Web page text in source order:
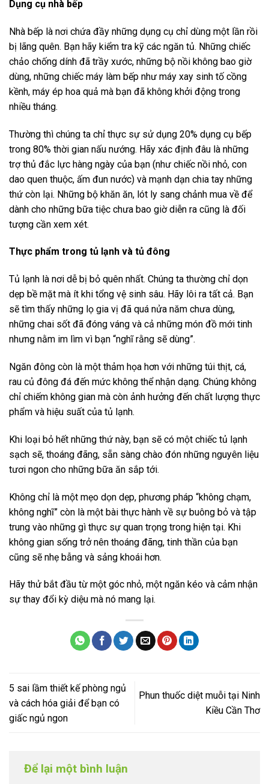
Dụng cụ nhà bếp
Nhà bếp là nơi chứa đầy những dụng cụ chỉ dùng một lần rồi
bị lãng quên. Bạn hãy kiểm tra kỹ các ngăn tủ. Những chiếc
chảo chống dính đã trầy xước, những bộ nồi không bao giờ
dùng, những chiếc máy làm bếp như máy xay sinh tố cồng
kềnh, máy ép hoa quả mà bạn đã không khởi động trong
nhiều tháng.
Thường thì chúng ta chỉ thực sự sử dụng 20% dụng cụ bếp
trong 80% thời gian nấu nướng. Hãy xác định đâu là những
trợ thủ đắc lực hàng ngày của bạn (như chiếc nồi nhỏ, con
dao quen thuộc, ấm đun nước) và mạnh dạn chia tay những
thứ còn lại. Những bộ khăn ăn, lót ly sang chảnh mua về để
dành cho những bữa tiệc chưa bao giờ diễn ra cũng là đối
tượng cần xem xét.
Thực phẩm trong tủ lạnh và tủ đông
Tủ lạnh là nơi dễ bị bỏ quên nhất. Chúng ta thường chỉ dọn
dẹp bề mặt mà ít khi tổng vệ sinh sâu. Hãy lôi ra tất cả. Bạn
sẽ tìm thấy những lọ gia vị đã quá nửa năm chưa dùng,
những chai sốt đã đóng váng và cả những món đồ mới tinh
nhưng nằm im lìm vì bạn “nghĩ rằng sẽ dùng”.
Ngăn đông còn là một thảm họa hơn với những túi thịt, cá,
rau củ đông đá đến mức không thể nhận dạng. Chúng không
chỉ chiếm không gian mà còn ảnh hưởng đến chất lượng thực
phẩm và hiệu suất của tủ lạnh.
Khi loại bỏ hết những thứ này, bạn sẽ có một chiếc tủ lạnh
sạch sẽ, thoáng đãng, sẵn sàng chào đón những nguyên liệu
tươi ngon cho những bữa ăn sắp tới.
Không chỉ là một mẹo dọn dẹp, phương pháp “không chạm,
không nghĩ” còn là một bài thực hành về sự buông bỏ và tập
trung vào những gì thực sự quan trọng trong hiện tại. Khi
không gian sống trở nên thoáng đãng, tinh thần của bạn
cũng sẽ nhẹ bẫng và sảng khoái hơn.
Hãy thử bắt đầu từ một góc nhỏ, một ngăn kéo và cảm nhận
sự thay đổi kỳ diệu mà nó mang lại.
5 sai lầm thiết kế phòng ngủ
và cách hóa giải để bạn có
giấc ngủ ngon
Phun thuốc diệt muỗi tại Ninh
Kiều Cần Thơ
Để lại một bình luận